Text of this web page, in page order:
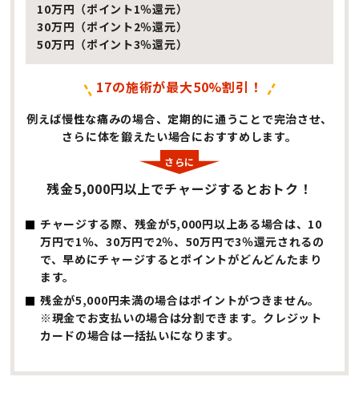
10万円（ポイント1％還元）
30万円（ポイント2％還元）
50万円（ポイント3％還元）
17の施術が最大50%割引！
例えば慢性な痛みの場合、定期的に通うことで完治させ、
さらに体を鍛えたい場合におすすめします。
残金5,000円以上でチャージするとおトク！
チャージする際、残金が5,000円以上ある場合は、10
万円で1％、30万円で2％、50万円で3％還元されるの
で、早めにチャージするとポイントがどんどんたまり
ます。
残金が5,000円未満の場合はポイントがつきません。
※現金でお支払いの場合は分割できます。クレジット
カードの場合は一括払いになります。